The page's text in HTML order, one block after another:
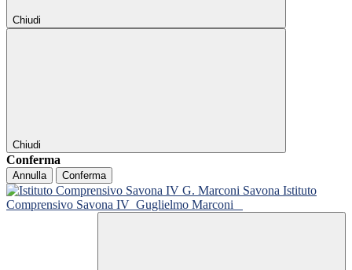
Chiudi
Chiudi
Conferma
Annulla Conferma
Istituto
Comprensivo Savona IV Guglielmo Marconi